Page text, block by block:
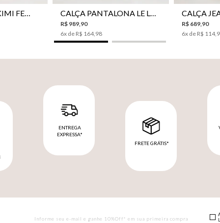
VESTIDO LE LIS KIMI FEMININO CALÇA PANTALONA LE LIS JESSICA FEMININA
R$ 989,90
6x de R$ 164,98
R$ 689,90
6x de R$ 114,
ENTREGA
EXPRESSA*
FRETE GRÁTIS*